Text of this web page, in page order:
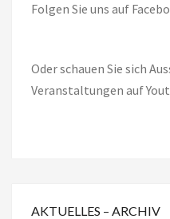
Folgen Sie uns auf
Oder schauen Sie sich
Veranstaltungen auf
AKTUELLES – ARCHIV